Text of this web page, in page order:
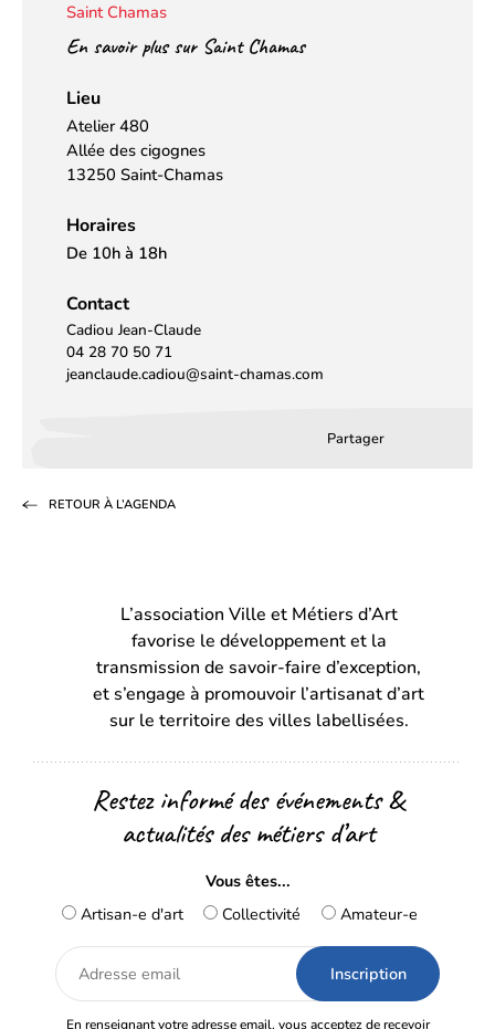
Saint Chamas
En savoir plus sur Saint Chamas
Lieu
Atelier 480
Allée des cigognes
13250 Saint-Chamas
Horaires
De 10h à 18h
Contact
Cadiou Jean-Claude
04 28 70 50 71
jeanclaude.cadiou@saint-chamas.com
Partager
un
onglet)onglet)
RETOUR À L’AGENDA
L’association Ville et Métiers d’Art
favorise le développement et la
transmission de savoir-faire d’exception,
et s’engage à promouvoir l’artisanat d’art
sur le territoire des villes labellisées.
Restez informé des événements &
actualités des métiers d’art
Vous êtes...
Artisan-e d'art
Collectivité Amateur-e
Adresse
email
En renseignant votre adresse email, vous acceptez de recevoir